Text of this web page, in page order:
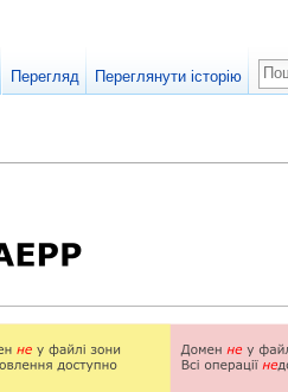
Перегляд Переглянути історію